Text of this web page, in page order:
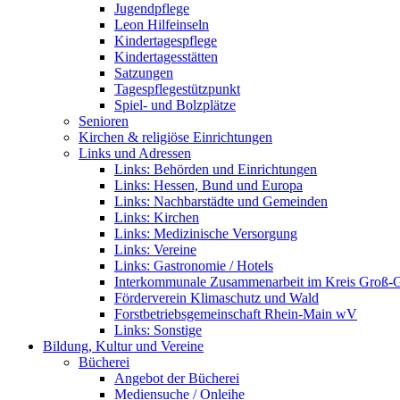
Jugendpflege
Leon Hilfeinseln
Kindertagespflege
Kindertagesstätten
Satzungen
Tagespflegestützpunkt
Spiel- und Bolzplätze
Senioren
Kirchen & religiöse Einrichtungen
Links und Adressen
Links: Behörden und Einrichtungen
Links: Hessen, Bund und Europa
Links: Nachbarstädte und Gemeinden
Links: Kirchen
Links: Medizinische Versorgung
Links: Vereine
Links: Gastronomie / Hotels
Interkommunale Zusammenarbeit im Kreis Groß-
Förderverein Klimaschutz und Wald
Forstbetriebsgemeinschaft Rhein-Main wV
Links: Sonstige
Bildung, Kultur und Vereine
Bücherei
Angebot der Bücherei
Mediensuche / Onleihe